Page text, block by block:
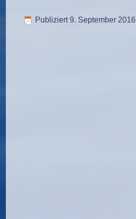
Publiziert 9. September 2016